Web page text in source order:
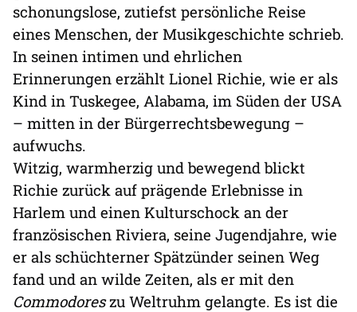
schonungslose, zutiefst persönliche Reise
eines Menschen, der Musikgeschichte schrieb.
In seinen intimen und ehrlichen
Erinnerungen erzählt Lionel Richie, wie er als
Kind in Tuskegee, Alabama, im Süden der USA
– mitten in der Bürgerrechtsbewegung –
aufwuchs.
Witzig, warmherzig und bewegend blickt
Richie zurück auf prägende Erlebnisse in
Harlem und einen Kulturschock an der
französischen Riviera, seine Jugendjahre, wie
er als schüchterner Spätzünder seinen Weg
fand und an wilde Zeiten, als er mit den
Commodoreszu Weltruhm gelangte. Es ist die